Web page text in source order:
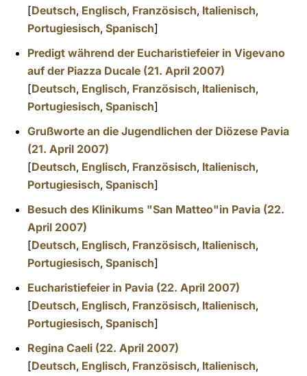
[Deutsch, Englisch, Französisch, Italienisch,
Portugiesisch, Spanisch]
Predigt während der Eucharistiefeier in Vigevano
auf der Piazza Ducale (21. April 2007)
[Deutsch, Englisch, Französisch, Italienisch,
Portugiesisch, Spanisch]
Grußworte an die Jugendlichen der Diözese Pavia
(21. April 2007)
[Deutsch, Englisch, Französisch, Italienisch,
Portugiesisch, Spanisch]
Besuch des Klinikums "San Matteo"in Pavia (22.
April 2007)
[Deutsch, Englisch, Französisch, Italienisch,
Portugiesisch, Spanisch]
Eucharistiefeier in Pavia (22. April 2007)
[Deutsch, Englisch, Französisch, Italienisch,
Portugiesisch, Spanisch]
Regina Caeli (22. April 2007)
[Deutsch, Englisch, Französisch, Italienisch,